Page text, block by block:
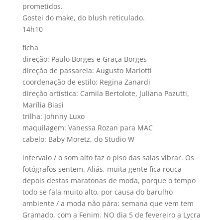
prometidos.
Gostei do make, do blush reticulado.
14h10
ficha
direção: Paulo Borges e Graça Borges
direção de passarela: Augusto Mariotti
coordenação de estilo: Regina Zanardi
direção artí­stica: Camila Bertolote, Juliana Pazutti,
Marí­lia Biasi
trilha: Johnny Luxo
maquilagem: Vanessa Rozan para MAC
cabelo: Baby Moretz, do Studio W
intervalo / o som alto faz o piso das salas vibrar. Os
fotógrafos sentem. Aliás, muita gente fica rouca
depois destas maratonas de moda, porque o tempo
todo se fala muito alto, por causa do barulho
ambiente / a moda não pára: semana que vem tem
Gramado, com a Fenim. NO dia 5 de fevereiro a Lycra